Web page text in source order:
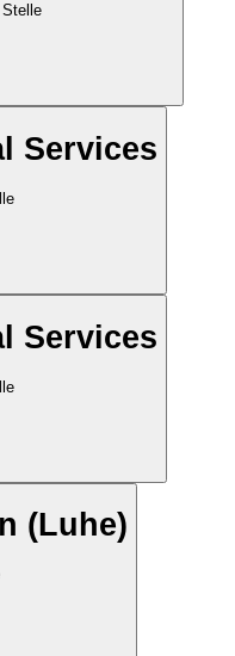
Services
Services
(Luhe)